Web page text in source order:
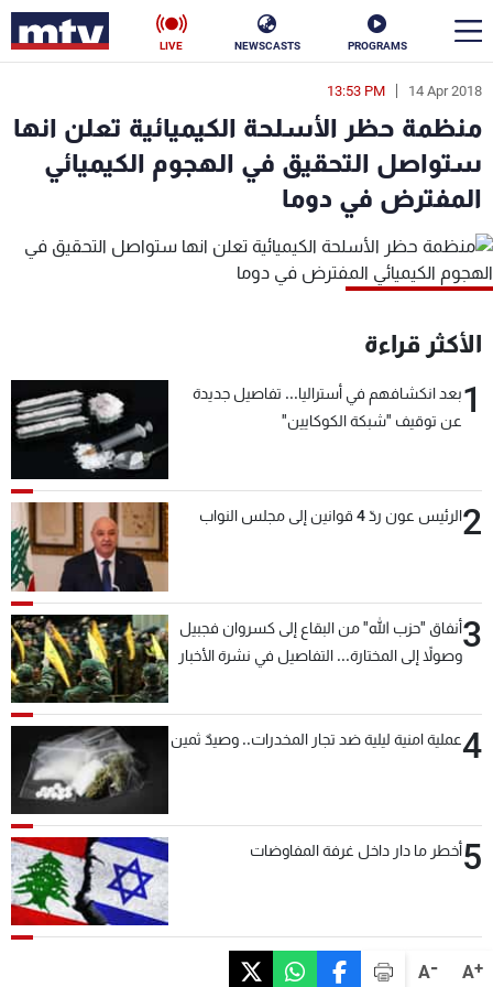
PROGRAMS
NEWSCASTS
LIVE
A+
A-
14 Apr 2018
13:53 PM
منظمة حظر الأسلحة الكيميائية تعلن انها
ستواصل التحقيق في الهجوم الكيميائي
المفترض في دوما
الأكثر قراءة
1بعد انكشافهم في أستراليا... تفاصيل جديدة
عن توقيف "شبكة الكوكايين"
2الرئيس عون ردّ 4 قوانين إلى مجلس النواب
3أنفاق "حزب الله" من البقاع إلى كسروان فجبيل
وصولاً إلى المختارة... التفاصيل في نشرة الأخبار
4عملية امنية ليلية ضد تجار المخدرات.. وصيدٌ ثمين
5أخطر ما دار داخل غرفة المفاوضات
en
الأخبار
سياسة
إقتصاد فن
كأس العالم
جدول البرامج
شاهد البرامج
عن MTV
الإنـتـاج
لاعلاناتكم
وظائف
تواصل معنا
شروط الإسـتخدام
سياسة الخصوصية